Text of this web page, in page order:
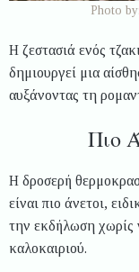
Photo by:
Η ζεστασιά ενός
δημιουργεί μια
αυξάνοντας τη
Πιο
Η δροσερή
είναι πιο άνετοι,
την εκδήλωση χωρίς
καλοκαιριού.